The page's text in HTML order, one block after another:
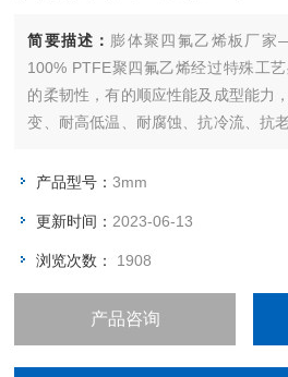
简要描述： 膨体聚四氟乙烯板厂家
100% PTFE聚四氟乙烯经过特殊工
的柔韧性，有的顺应性能及成型能力
变、耐高低温、耐腐蚀、抗冷流、抗
产品型号：3mm
更新时间： 2023-06-13
浏览次数： 1908
产品咨询